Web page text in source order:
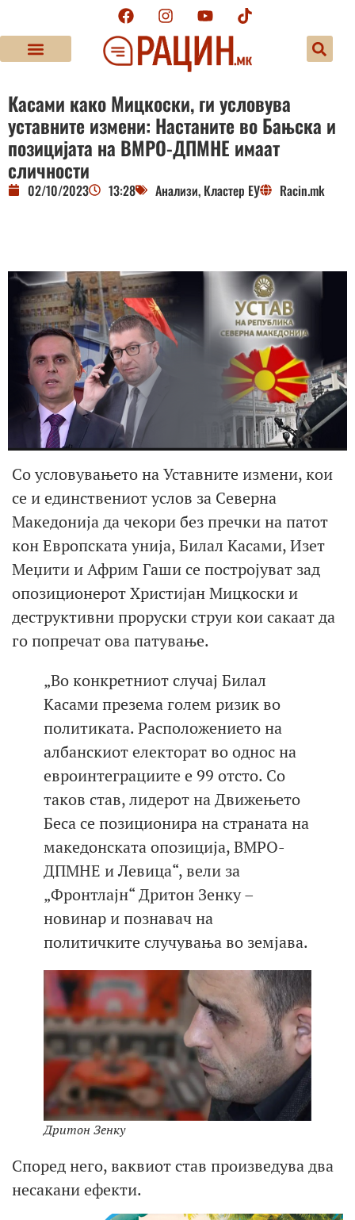
Касами како Мицкоски, ги условува
уставните измени: Настаните во Бањска и
позицијата на ВМРО-ДПМНЕ имаат
сличности
02/10/2023 13:28 Анализи, Кластер ЕУ Racin.mk
Со условувањето на Уставните измени, кои
се и единствениот услов за Северна
Македонија да чекори без пречки на патот
кон Европската унија, Билал Касами, Изет
Меџити и Африм Гаши се постројуват зад
опозиционерот Христијан Мицкоски и
деструктивни проруски струи кои сакаат да
го попречат ова патување.
„Во конкретниот случај Билал
Касами презема голем ризик во
политиката. Расположението на
албанскиот електорат во однос на
евроинтеграциите е 99 отсто. Со
таков став, лидерот на Движењето
Беса се позиционира на страната на
македонската опозиција, ВМРО-
ДПМНЕ и Левица“, вели за
„Фронтлајн“ Дритон Зенку –
новинар и познавач на
политичките случувања во земјава.
Дритон Зенку
Според него, ваквиот став произведува два
несакани ефекти.